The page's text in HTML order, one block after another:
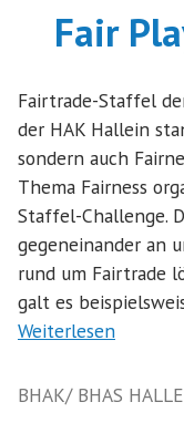
Fair
Fairtrade-Staffel
der HAK Hallein
sondern auch
Thema Fairness
Staffel-Challenge.
gegeneinander an
rund um Fairtrade
galt es
Weiterlesen
BHAK/ BHAS